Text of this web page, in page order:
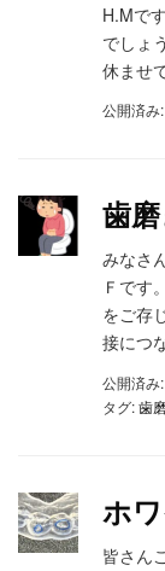
H.Mで
でしょ
休ませ
公開済み
歯
みなさ
Ｆです
をご存
接につ
公開済み
タグ:歯
ホ
皆さん